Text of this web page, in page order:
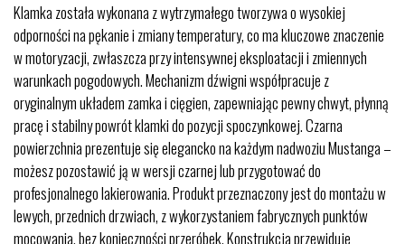
Klamka została wykonana z wytrzymałego tworzywa o wysokiej
odporności na pękanie i zmiany temperatury, co ma kluczowe znaczenie
w motoryzacji, zwłaszcza przy intensywnej eksploatacji i zmiennych
warunkach pogodowych. Mechanizm dźwigni współpracuje z
oryginalnym układem zamka i cięgien, zapewniając pewny chwyt, płynną
pracę i stabilny powrót klamki do pozycji spoczynkowej. Czarna
powierzchnia prezentuje się elegancko na każdym nadwoziu Mustanga –
możesz pozostawić ją w wersji czarnej lub przygotować do
profesjonalnego lakierowania. Produkt przeznaczony jest do montażu w
lewych, przednich drzwiach, z wykorzystaniem fabrycznych punktów
mocowania, bez konieczności przeróbek. Konstrukcja przewiduje